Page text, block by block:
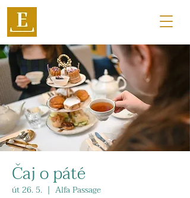
Čaj o páté
út 26. 5.
  |
Alfa Passage